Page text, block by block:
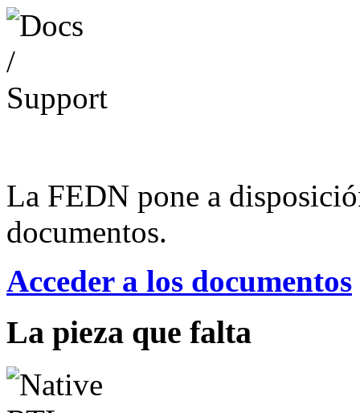
La FEDN pone a
documentos.
Acceder a los documentos
La pieza que falta